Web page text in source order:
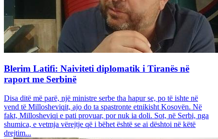
Blerim Latifi: Naiviteti diplomatik i Tiranës në
raport me Serbinë
Disa ditë më parë, një ministre serbe tha hapur se, po të ishte në
vend të Millosheviqit, ajo do ta spastronte etnikisht Kosovën. Në
fakt, Millosheviqi e pati provuar, por nuk ia doli. Sot, në Serbi, nga
shumica, e vetmja vërejtje që i bëhet është se ai dështoi në këtë
drejtim...